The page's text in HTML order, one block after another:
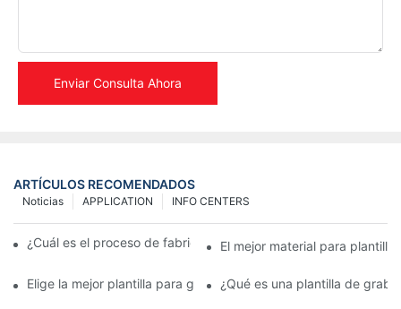
Enviar Consulta Ahora
ARTÍCULOS RECOMENDADOS
INFO CENTERS
APPLICATION
Noticias
¿Cuál es el proceso de fabricación de plantillas metálicas?
El mejor material para
Elige la mejor plantilla para grabado en metal para realzar tus
¿Qué es una plantilla de